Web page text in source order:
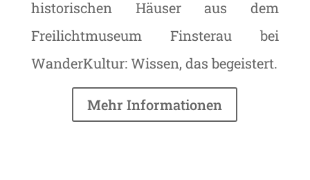
historischen Häuser aus dem
Freilichtmuseum Finsterau bei
WanderKultur: Wissen, das begeistert.
Mehr Informationen